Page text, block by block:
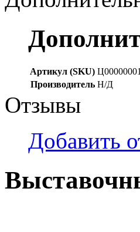
Артикул (SKU)
Производитель Н/Д
Отзывы
Добавить